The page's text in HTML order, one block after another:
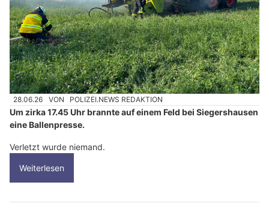
28.06.26 VON POLIZEI.NEWS REDAKTION
Um zirka 17.45 Uhr brannte auf einem Feld bei Siegershausen
eine Ballenpresse.
Verletzt wurde niemand.
Weiterlesen